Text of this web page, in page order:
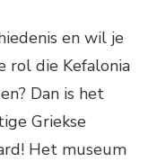
en wil je
rol die Kefalonia
Dan is het
Griekse
Het museum